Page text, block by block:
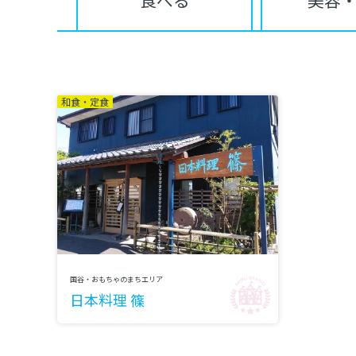
和食・定食
国谷・おもちゃのまちエリア
日本料理 篠